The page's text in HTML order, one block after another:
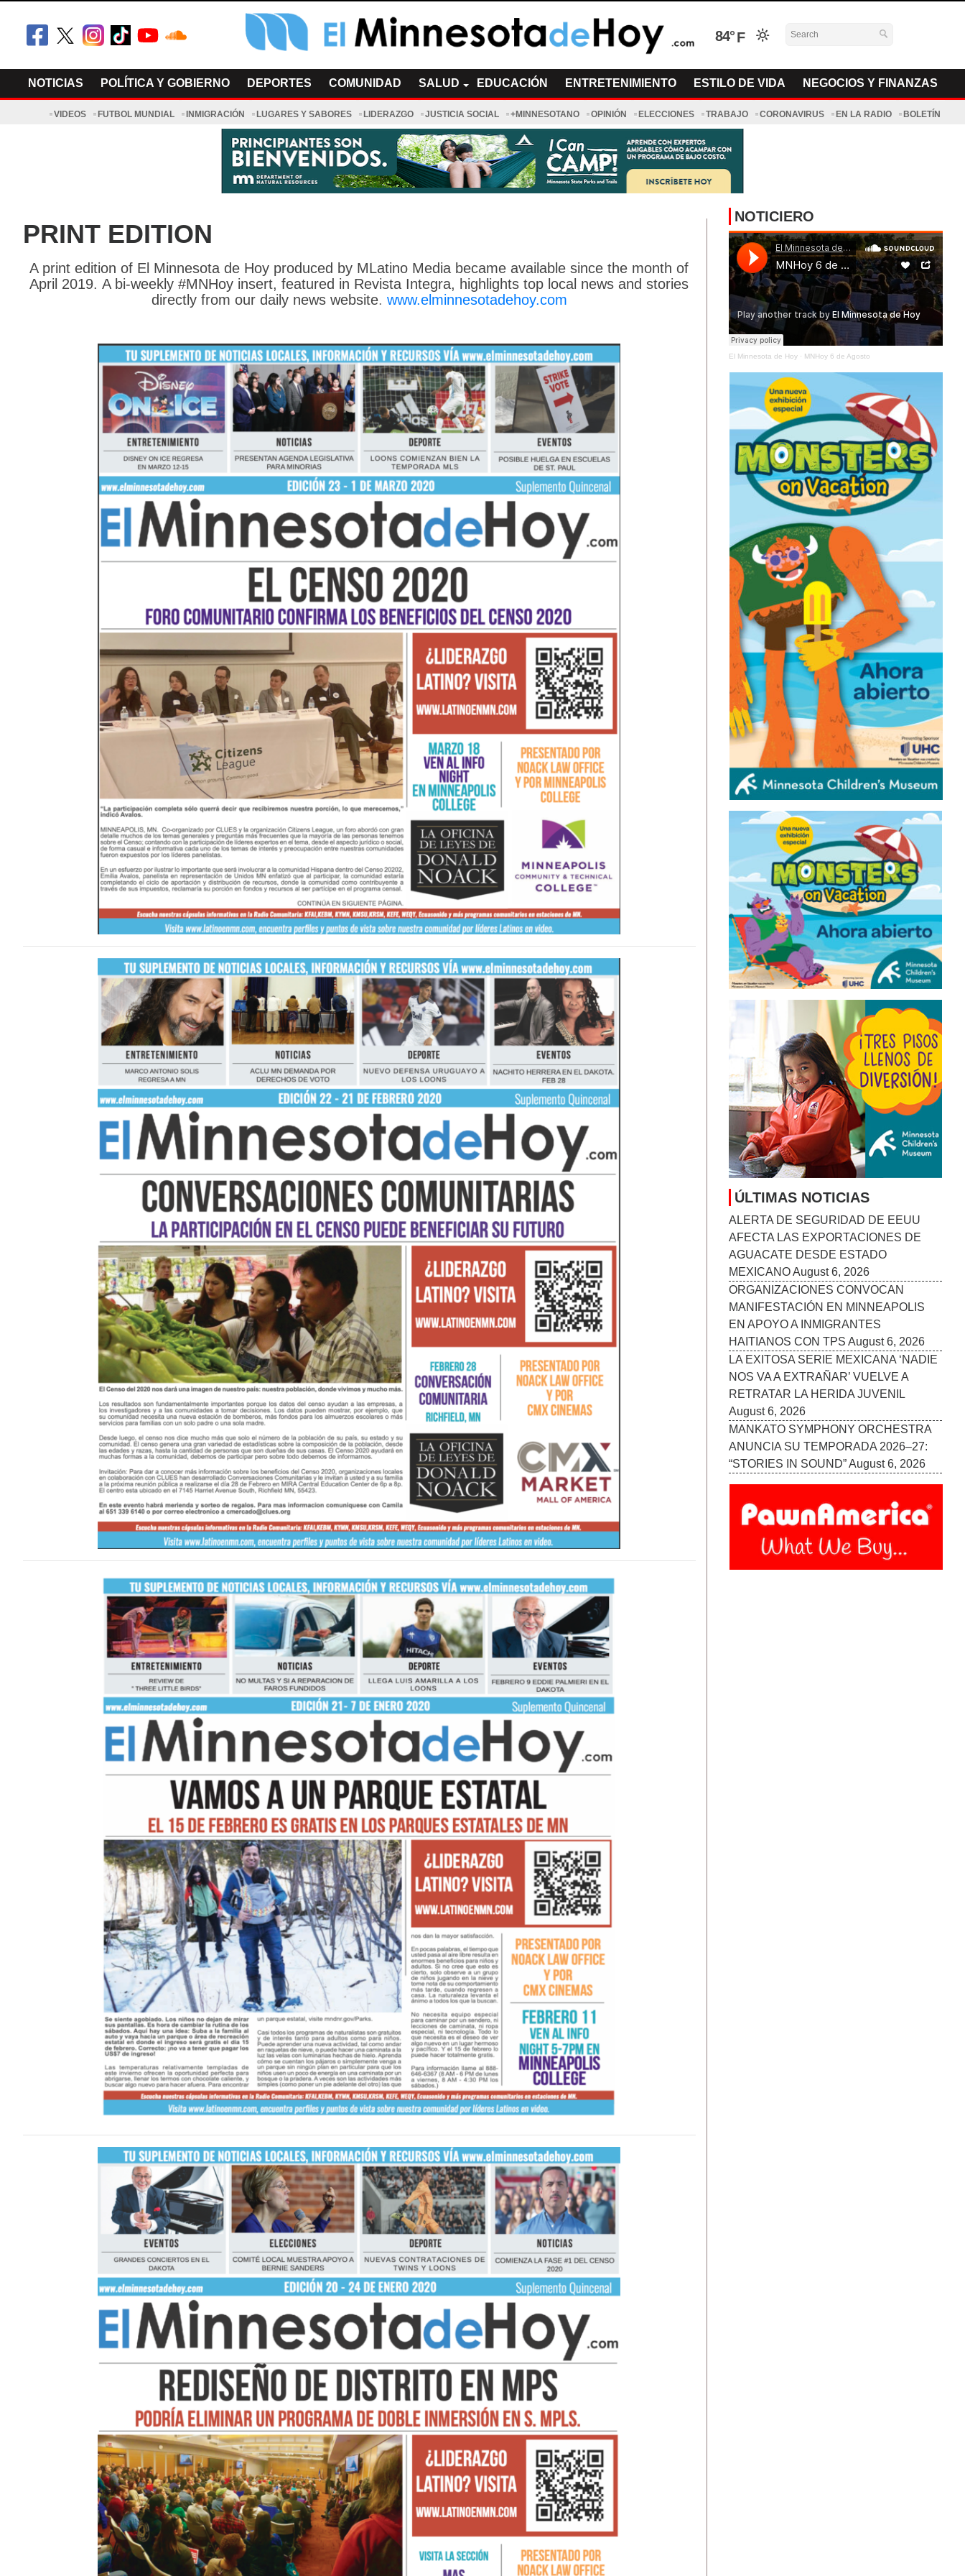
84°
NOTICIAS POLÍTICA Y GOBIERNO DEPORTES COMUNIDAD SALUD EDUCACIÓN ENTRETENIMIENTO ESTILO DE VIDA NEGOCIOS Y FINANZAS
VIDEOS FUTBOL MUNDIAL INMIGRACIÓN LUGARES Y SABORES LIDERAZGO JUSTICIA SOCIAL +MINNESOTANO OPINIÓN ELECCIONES TRABAJO CORONAVIRUS EN LA RADIO BOLETÍN
PRINT EDITION
A print edition of El Minnesota de Hoy produced by MLatino Media became available since the month of
April 2019. A bi-weekly#MNHoy insert, featured in Revista Integra, highlights top local news and stories
directly from our daily news website. www.elminnesotadehoy.com
NOTICIERO
El Minnesota de Hoy· MNHoy 6 de Agosto
ÚLTIMAS NOTICIAS
ALERTA DE SEGURIDAD DE EEUU
AFECTA LAS EXPORTACIONES DE
AGUACATE DESDE ESTADO
MEXICANOAugust 6, 2026
ORGANIZACIONES CONVOCAN
MANIFESTACIÓN EN MINNEAPOLIS
EN APOYO A INMIGRANTES
HAITIANOS CON TPSAugust 6, 2026
LA EXITOSA SERIE MEXICANA ‘NADIE
NOS VA A EXTRAÑAR’ VUELVE A
RETRATAR LA HERIDA JUVENIL
MANKATO SYMPHONY ORCHESTRA
ANUNCIA SU TEMPORADA 2026–27:
“STORIES IN SOUND” August 6, 2026